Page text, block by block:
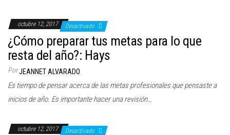
octubre 12, 2017 Desactivado
¿Cómo preparar tus metas para lo que
resta del año?: Hays
PorJEANNET ALVARADO
Es tiempo de pensar acerca de las metas profesionales que pensaste a
inicios de año. Es importante hacer una revisión…
octubre 12, 2017 Desactivado